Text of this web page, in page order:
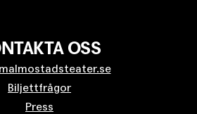
OSS
Biljettfrågor
Press